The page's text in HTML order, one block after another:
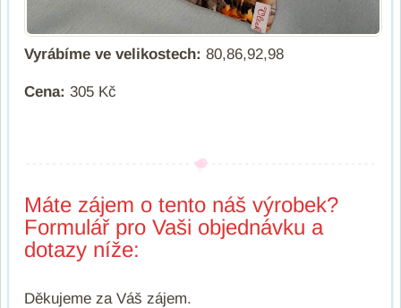
Vyrábíme ve velikostech: 80,86,92,98
Cena: 305 Kč
Máte zájem o tento náš výrobek?
Formulář pro Vaši objednávku a
dotazy níže:
Děkujeme za Váš zájem.